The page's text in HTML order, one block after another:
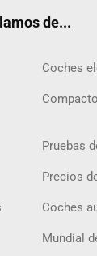
de...
Coches
Pruebas
Precios
Coches
Mundial